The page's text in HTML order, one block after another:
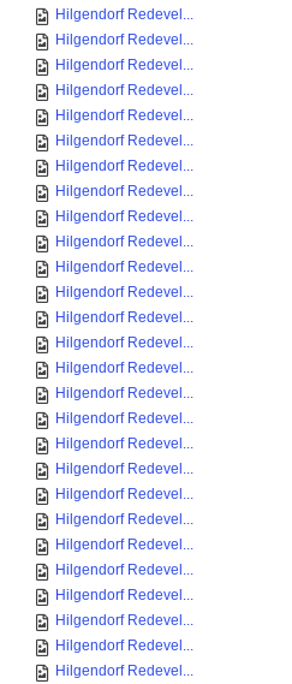
Hilgendorf Redevel...
Hilgendorf Redevel...
Hilgendorf Redevel...
Hilgendorf Redevel...
Hilgendorf Redevel...
Hilgendorf Redevel...
Hilgendorf Redevel...
Hilgendorf Redevel...
Hilgendorf Redevel...
Hilgendorf Redevel...
Hilgendorf Redevel...
Hilgendorf Redevel...
Hilgendorf Redevel...
Hilgendorf Redevel...
Hilgendorf Redevel...
Hilgendorf Redevel...
Hilgendorf Redevel...
Hilgendorf Redevel...
Hilgendorf Redevel...
Hilgendorf Redevel...
Hilgendorf Redevel...
Hilgendorf Redevel...
Hilgendorf Redevel...
Hilgendorf Redevel...
Hilgendorf Redevel...
Hilgendorf Redevel...
Hilgendorf Redevel...